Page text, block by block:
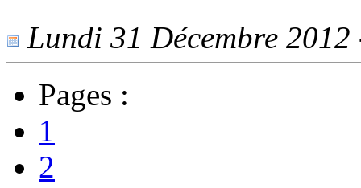
Lundi 31 Décembre 2012
Pages :
1
2